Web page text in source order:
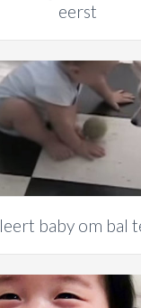
eerst
baby om bal